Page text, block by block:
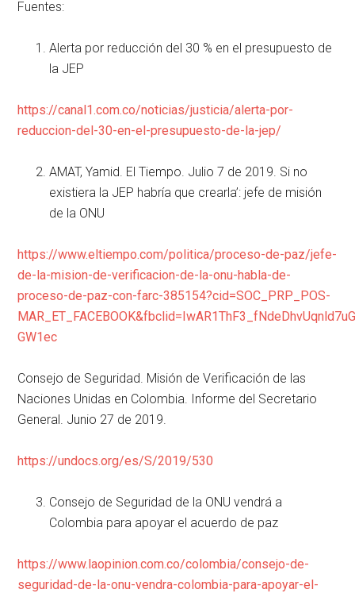
Fuentes:
Alerta por reducción del 30 % en el presupuesto de
la JEP
https://canal1.com.co/noticias/justicia/alerta-por-
reduccion-del-30-en-el-presupuesto-de-la-jep/
AMAT, Yamid. El Tiempo. Julio 7 de 2019. Si no
existiera la JEP habría que crearla’: jefe de misión
de la ONU
https://www.eltiempo.com/politica/proceso-de-paz/jefe-
de-la-mision-de-verificacion-de-la-onu-habla-de-
proceso-de-paz-con-farc-385154?cid=SOC_PRP_POS-
GW1ec
Consejo de Seguridad. Misión de Verificación de las
Naciones Unidas en Colombia. Informe del Secretario
General. Junio 27 de 2019.
https://undocs.org/es/S/2019/530
Consejo de Seguridad de la ONU vendrá a
Colombia para apoyar el acuerdo de paz
https://www.laopinion.com.co/colombia/consejo-de-
seguridad-de-la-onu-vendra-colombia-para-apoyar-el-